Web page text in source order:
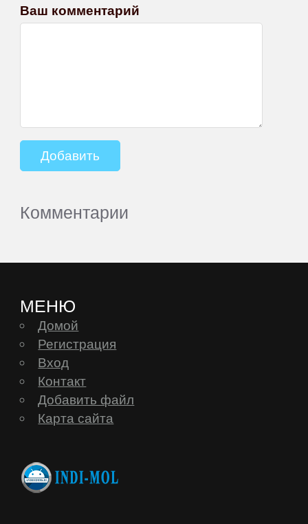
Ваш комментарий
Комментарии
МЕНЮ
Домой
Регистрация
Вход
Контакт
Добавить файл
Карта сайта